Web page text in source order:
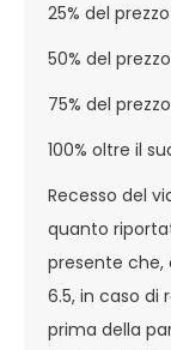
25% del
50% del
75% del
100% oltre il
Recesso del
quanto
presente che,
6.5, in caso di
prima della